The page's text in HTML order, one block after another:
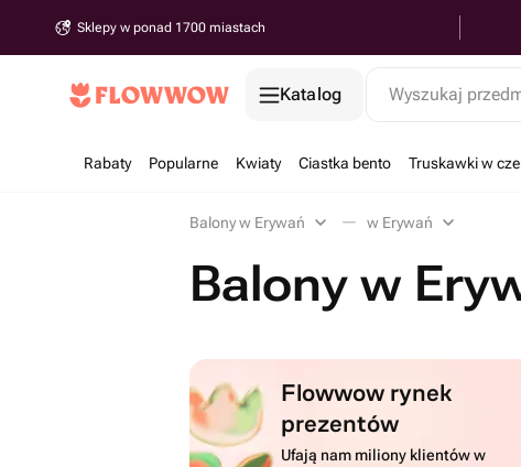
Sklepy w ponad 1700 miastach
Katalog Wyszukaj
Rabaty Popularne Kwiaty Ciastka bento Truskawki w
Balony w Erywań w Erywań
Balony w
Flowwow rynek
prezentów
Ufają nam miliony klientów w